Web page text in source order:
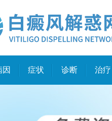
因 症状 诊断 治疗